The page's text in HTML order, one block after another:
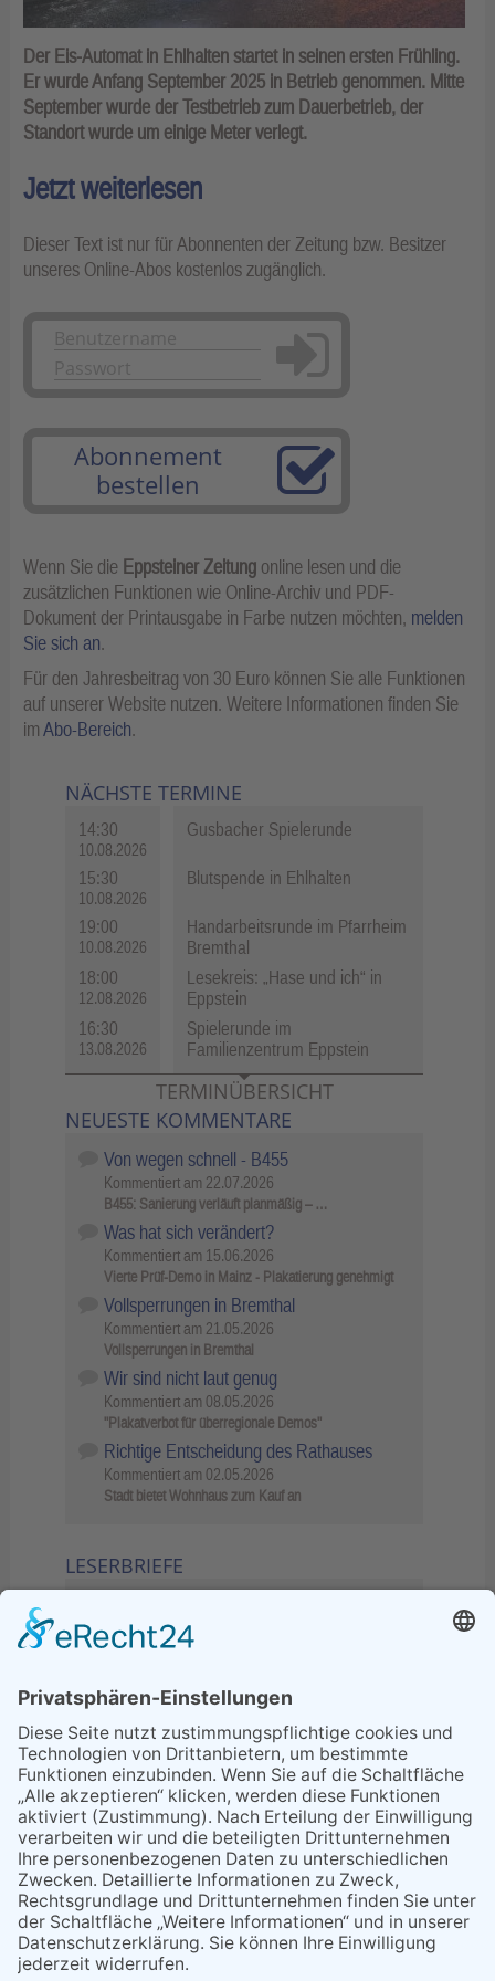
Der Eis-Automat in Ehlhalten startet in seinen ersten Frühling.
Er wurde Anfang September 2025 in Betrieb genommen. Mitte
September wurde der Testbetrieb zum Dauerbetrieb, der
Standort wurde um einige Meter verlegt.
Jetzt weiterlesen
Dieser Text ist nur für Abonnenten der Zeitung bzw. Besitzer
unseres Online-Abos kostenlos zugänglich.
Anmelden
Abonnement
bestellen
Wenn Sie die Eppsteiner Zeitung online lesen und die
zusätzlichen Funktionen wie Online-Archiv und PDF-
Dokument der Printausgabe in Farbe nutzen möchten, melden
Sie sich an.
Für den Jahresbeitrag von 30 Euro können Sie alle Funktionen
auf unserer Website nutzen. Weitere Informationen finden Sie
imAbo-Bereich.
NÄCHSTE TERMINE
14:30
10.08.2026
Gusbacher Spielerunde
15:30
10.08.2026
Blutspende in Ehlhalten
19:00
10.08.2026
Handarbeitsrunde im Pfarrheim
Bremthal
18:00
12.08.2026
Lesekreis: „Hase und ich“ in
Eppstein
16:30
13.08.2026
Spielerunde im
Familienzentrum Eppstein
TERMINÜBERSICHT
NEUESTE KOMMENTARE
Von wegen schnell - B455
Kommentiert am 22.07.2026
B455: Sanierung verläuft planmäßig – …
Was hat sich verändert?
Kommentiert am 15.06.2026
Vierte Prüf-Demo in Mainz - Plakatierung genehmigt
Vollsperrungen in Bremthal
Kommentiert am 21.05.2026
Vollsperrungen in Bremthal
Wir sind nicht laut genug
Kommentiert am 08.05.2026
"Plakatverbot für überregionale Demos"
Richtige Entscheidung des Rathauses
Kommentiert am 02.05.2026
Stadt bietet Wohnhaus zum Kauf an
LESERBRIEFE
Sperrung B455: Kleiner
Grenzverkehr statt weite Wege
21.04.2026
Wenn Bahn-Computer nicht
miteinander kommunizieren
11.03.2026
"Plakatverbot für überregionale
Demos"
04.02.2026
Gelbe Tonne – Ein kleiner Blick
über den Tellerand
04.02.2026
Plastikersparnis durch Nutzung
von Gelber Tonne statt Säcken